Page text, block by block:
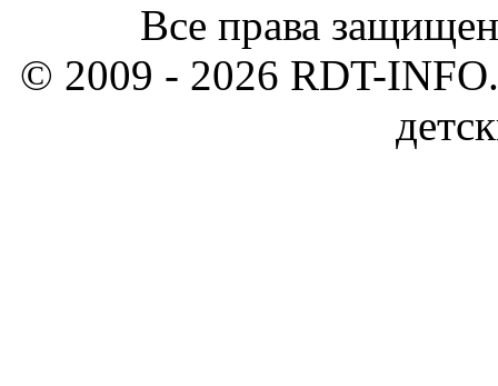
Все права
© 2009 - 2026 RDT-